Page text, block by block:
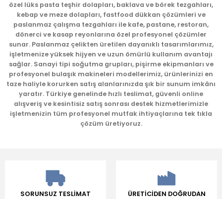
özel lüks pasta teşhir dolapları, baklava ve börek tezgahları,
kebap ve meze dolapları, fastfood dükkan çözümleri ve
paslanmaz çalışma tezgahları ile kafe, pastane, restoran,
dönerci ve kasap reyonlarına özel profesyonel çözümler
sunar. Paslanmaz çelikten üretilen dayanıklı tasarımlarımız,
işletmenize yüksek hijyen ve uzun ömürlü kullanım avantajı
sağlar. Sanayi tipi soğutma grupları, pişirme ekipmanları ve
profesyonel bulaşık makineleri modellerimiz, ürünlerinizi en
taze haliyle korurken satış alanlarınızda şık bir sunum imkânı
yaratır. Türkiye genelinde hızlı teslimat, güvenli online
alışveriş ve kesintisiz satış sonrası destek hizmetlerimizle
işletmenizin tüm profesyonel mutfak ihtiyaçlarına tek tıkla
çözüm üretiyoruz.
SORUNSUZ TESLİMAT
ÜRETİCİDEN DOĞRUDAN